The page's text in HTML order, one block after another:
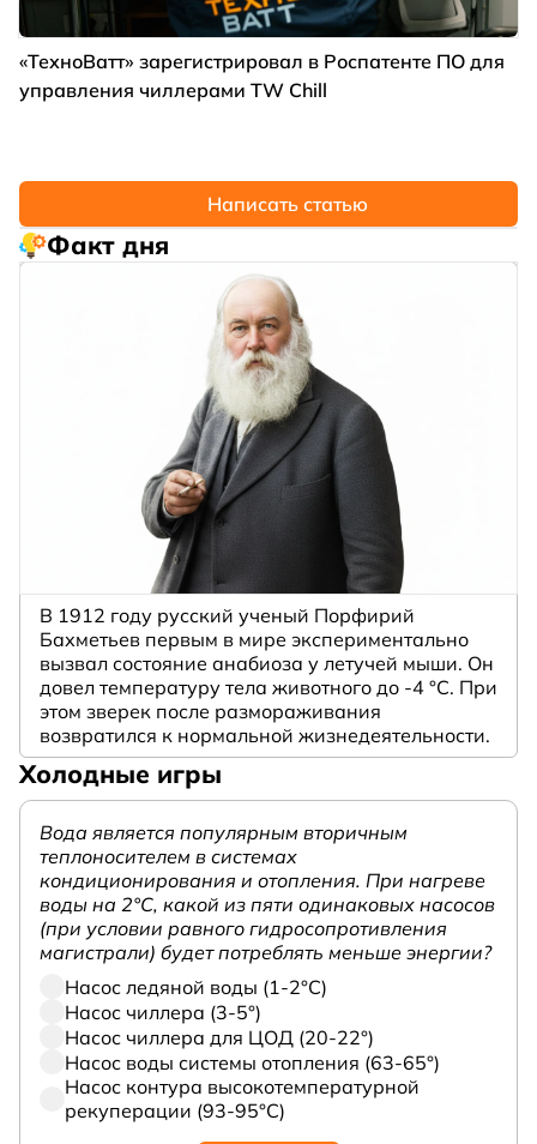
«ТехноВатт» зарегистрировал в Роспатенте ПО для
управления чиллерами TW Chill
Написать статью
Факт дня
В 1912 году русский ученый Порфирий
Бахметьев первым в мире экспериментально
вызвал состояние анабиоза у летучей мыши. Он
довел температуру тела животного до -4 °C. При
этом зверек после размораживания
возвратился к нормальной жизнедеятельности.
Холодные игры
Вода является популярным вторичным
теплоносителем в системах
кондиционирования и отопления. При нагреве
воды на 2°С, какой из пяти одинаковых насосов
(при условии равного гидросопротивления
магистрали) будет потреблять меньше энергии?
Насос ледяной воды (1-2°С)
Насос чиллера (3-5°)
Насос чиллера для ЦОД (20-22°)
Насос воды системы отопления (63-65°)
Насос контура высокотемпературной
рекуперации (93-95°С)